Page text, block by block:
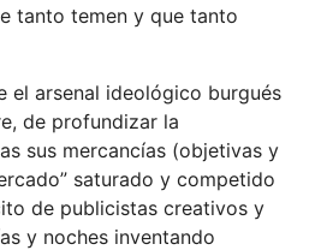
tanto temen y que tanto
el arsenal ideológico burgués
de profundizar la
sus mercancías (objetivas y
saturado y competido
de publicistas creativos y
y noches inventando